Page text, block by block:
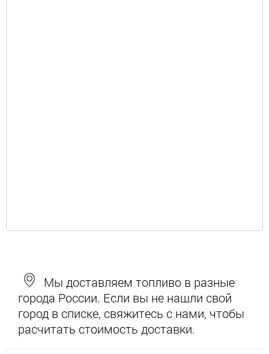
Мы доставляем топливо в разные
города России. Если вы не нашли свой
город в списке, свяжитесь с нами, чтобы
расчитать стоимость доставки.